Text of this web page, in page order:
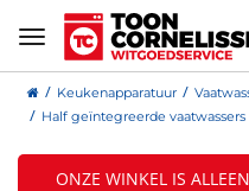
Keukenapparatuur
Half geïntegreerde vaatwassers
ONZE WINKEL IS